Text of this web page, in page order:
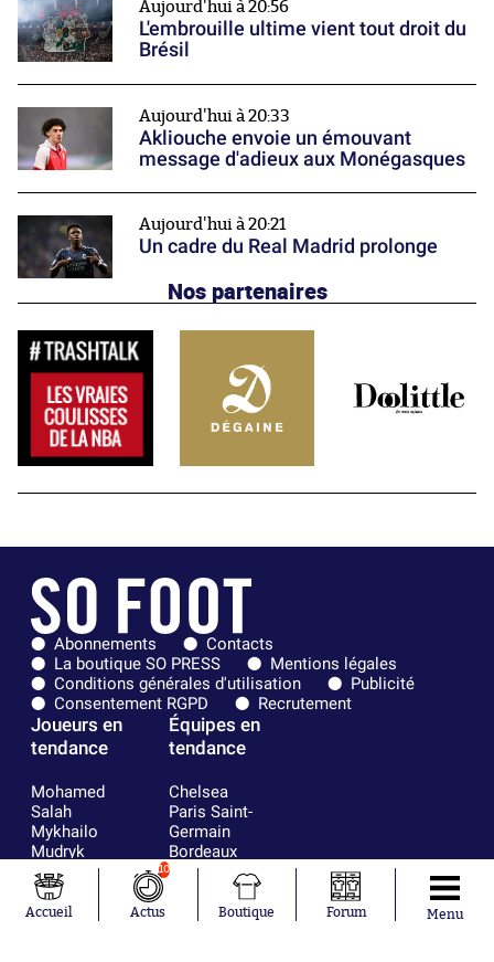
Aujourd'hui à 20:56
L'embrouille ultime vient tout droit du
Brésil
Aujourd'hui à 20:33
Akliouche envoie un émouvant
message d'adieux aux Monégasques
Aujourd'hui à 20:21
Un cadre du Real Madrid prolonge
Nos partenaires
Abonnements
Contacts
La boutique SO PRESS
Mentions légales
Conditions générales d'utilisation
Publicité
Consentement RGPD
Recrutement
Joueurs en
tendance
Mohamed
Salah
Mykhailo
Mudryk
Neymar
Khalis Merah
Loïs Openda
Équipes en
tendance
Chelsea
Paris Saint-
Germain
Bordeaux
Olympique
Accueil
10
Actus Boutique Forum Menu